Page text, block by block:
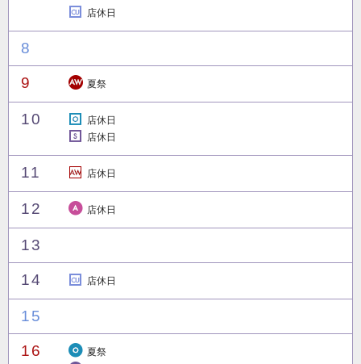
店休日
8
9 夏祭
10
店休日
店休日
11 店休日
12 店休日
13
14 店休日
15
16
夏祭